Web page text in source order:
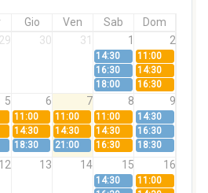
Gio Ven Sab
Dom
29 30 31 1 2
14:30
11:00
16:30
14:30
18:00
16:30
5 6 7 8 9
11:00 11:00 11:00
14:30
14:30 14:30 14:30
16:30
18:30 21:00 16:30 18:30
12 13 14 15 16
14:30
11:00